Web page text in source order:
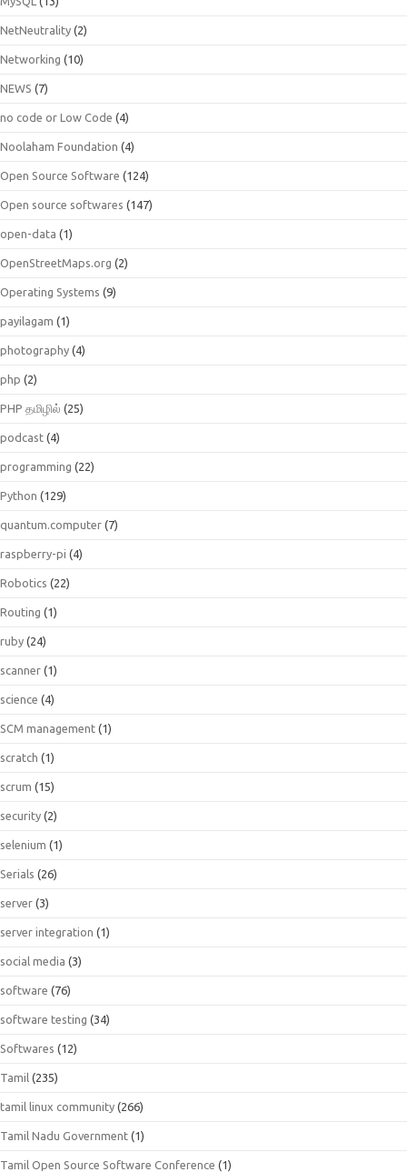
NetNeutrality (2)
Networking (10)
NEWS (7)
no code or Low Code (4)
Noolaham Foundation (4)
Open Source Software (124)
Open source softwares (147)
open-data (1)
OpenStreetMaps.org (2)
Operating Systems (9)
payilagam (1)
photography (4)
php (2)
PHP தமிழில் (25)
podcast (4)
programming (22)
Python (129)
quantum.computer (7)
raspberry-pi (4)
Robotics (22)
Routing (1)
ruby (24)
scanner (1)
science (4)
SCM management (1)
scratch (1)
scrum (15)
security (2)
selenium (1)
Serials (26)
server (3)
server integration (1)
social media (3)
software (76)
software testing (34)
Softwares (12)
Tamil (235)
tamil linux community (266)
Tamil Nadu Government (1)
Tamil Open Source Software Conference (1)